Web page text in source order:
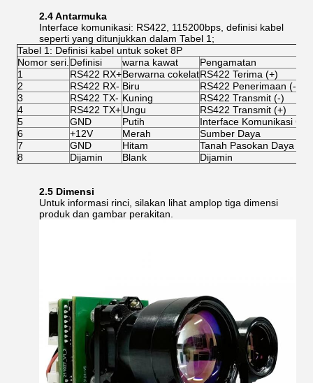
2.4 Antarmuka
Interface komunikasi: RS422, 115200bps, definisi kabel
seperti yang ditunjukkan dalam Tabel 1;
Tabel 1: Definisi kabel untuk soket 8P
Nomor seri. Definisi warna kawat
Pengamatan
1
RS422 RX+Berwarna cokelatRS422 Terima (+)
2
RS422 RX- Biru
RS422 Penerimaan (-)
3
RS422 TX- Kuning
RS422 Transmit (-)
4
RS422 TX+Ungu
RS422 Transmit (+)
5
GND Putih
Interface Komunikasi
6
+12V Merah
Sumber Daya
7
GND Hitam
Tanah Pasokan Daya
8
Dijamin Blank Dijamin
2.5 Dimensi
Untuk informasi rinci, silakan lihat amplop tiga dimensi
produk dan gambar perakitan.